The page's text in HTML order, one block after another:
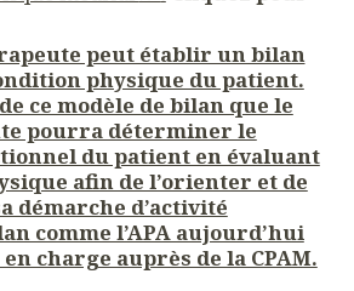
peut établir un bilan
physique du patient.
ce modèle de bilan que le
pourra déterminer le
du patient en évaluant
afin de l’orienter et de
démarche d’activité
comme l’APA aujourd’hui
en charge auprès de la CPAM.